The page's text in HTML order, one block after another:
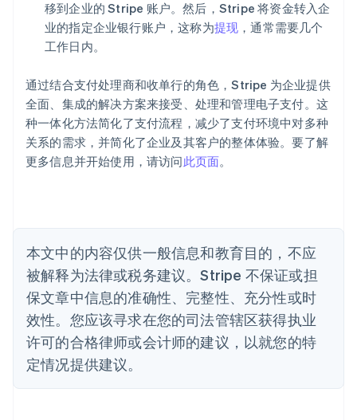
移到企业的 Stripe 账户。然后，Stripe 将资金转入企
业的指定企业银行账户，这称为提现 ，通常需要几个
工作日内。
通过结合支付处理商和收单行的角色，Stripe 为企业提供
全面、集成的解决方案来接受、处理和管理电子支付。这
种一体化方法简化了支付流程，减少了支付环境中对多种
关系的需求，并简化了企业及其客户的整体体验。要了解
更多信息并开始使用，请访问此页面。
本文中的内容仅供一般信息和教育目的，不应
被解释为法律或税务建议。Stripe 不保证或担
保文章中信息的准确性、完整性、充分性或时
效性。您应该寻求在您的司法管辖区获得执业
许可的合格律师或会计师的建议，以就您的特
定情况提供建议。
English
爱尔兰
English
English
奥地利
DeutschEnglish
澳大利亚
English
巴西
比利时
波兰
English
丹麦
English
德国
Deutsch English
法国
FrançaisEnglish
芬兰